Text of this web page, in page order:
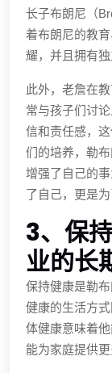
长子布朗尼（
着布朗尼的教
耀，并且拥有独
此外，老詹在
常与孩子们讨
信和责任感，
们的培养，勒
增强了自己的
了自己，更是为
3、保
业的长
保持健康是勒
健康的生活方
体健康意味着
能为家庭提供更